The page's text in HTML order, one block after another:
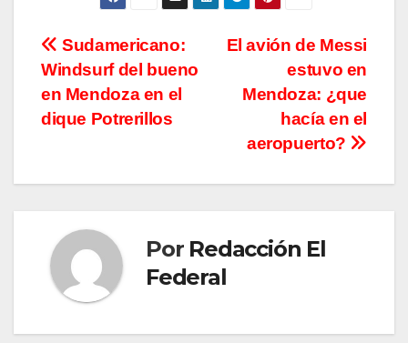
Navegación
de
entradas
El avión de Messi
estuvo en
Mendoza: ¿que
hacía en el
aeropuerto?
Sudamericano:
Windsurf del bueno
en Mendoza en el
dique Potrerillos
Por Redacción El
Federal